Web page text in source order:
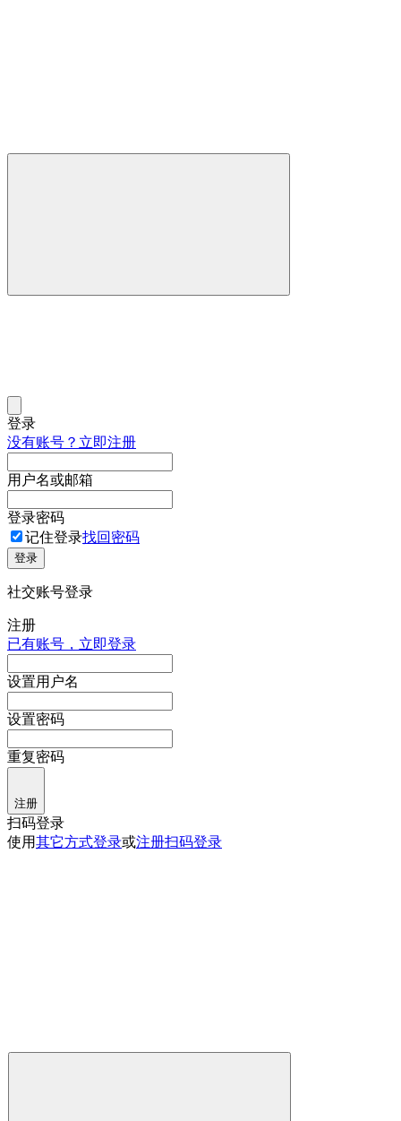
登录
没有账号？立即注册
用户名或邮箱
登录密码
记住登录找回密码
登录
社交账号登录
注册
已有账号，立即登录
设置用户名
设置密码
重复密码
注册
扫码登录
使用其它方式登录或注册扫码登录